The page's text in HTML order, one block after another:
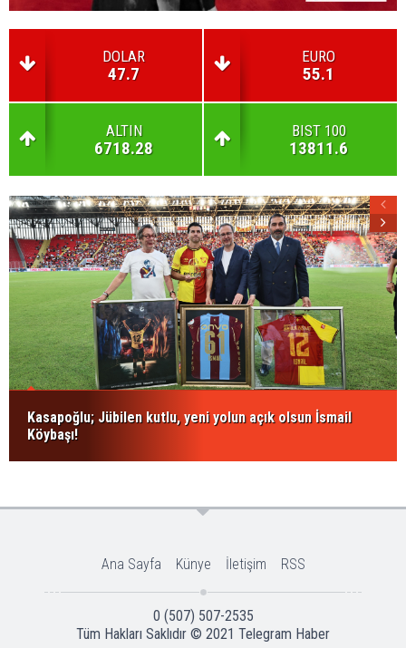
DOLAR
47.7
EURO
55.1
ALTIN
6718.28
BIST 100
13811.6
Kasapoğlu; Jübilen kutlu, yeni yolun açık olsun İsmail
Köybaşı!
Ana Sayfa Künye İletişim RSS
0 (507) 507-2535
Tüm Hakları Saklıdır © 2021 Telegram Haber